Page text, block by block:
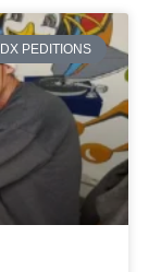
DX PEDITIONS